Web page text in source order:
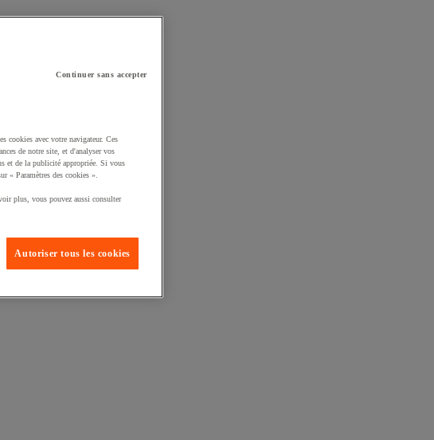
Continuer sans accepter
cookies avec votre navigateur. Ces
de notre site, et d'analyser vos
et de la publicité appropriée. Si vous
« Paramètres des cookies ».
plus, vous pouvez aussi consulter
Autoriser tous les cookies